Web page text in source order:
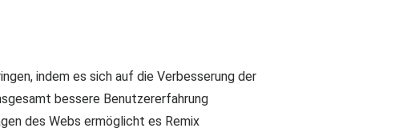
indem es sich auf die Verbesserung der
bessere Benutzererfahrung
des Webs ermöglicht es Remix